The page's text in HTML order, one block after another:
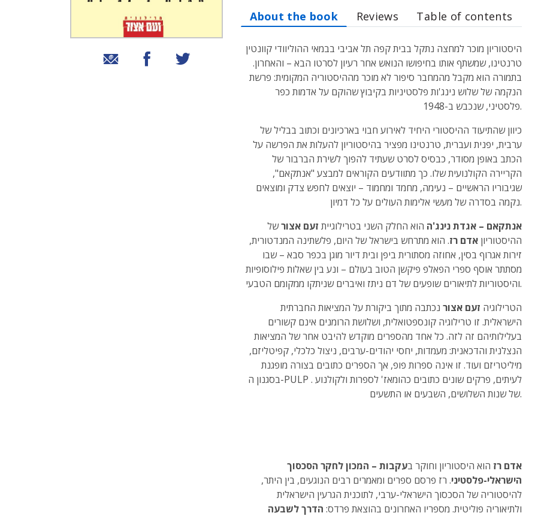
שיתוף באמצעות אימייל
שיתוף בפייסבוקשיתוף בטוויטר
About the book Reviews Table of contents
היסטוריון מוכר למחצה נתקל בבית קפה תל אביבי בבמאי ההוליוודי קוונטין
טרנטינו, שמשתף אותו בחיפושו הנואש אחר רעיון לסרטו הבא – והאחרון.
בתמורה הוא מקבל מהמחבר סיפור לא מוכר מההיסטוריה המקומית: פרשת
הנקמה של שלוש נינג'ות פלסטיניות בקיבוץ שהוקם על אדמות כפר
פלסטיני, שנכבש ב-1948.
כיוון שהתיעוד ההיסטורי היחיד לאירוע חבוי בארכיונים וכתוב בבליל של
ערבית, יפנית ועברית, טרנטינו מפציר בהיסטוריון להעלות את הפרשה על
הכתב באופן מסודר, כבסיס לסרט שעתיד להפוך לשירת הברבור של
הקריירה הקולנועית שלו. כך מתוודעים הקוראים למבצע "אנתקאם",
שגיבוריו הראשיים – נעימה, מחמד ומחמוד – יוצאים לחפש צדק ומוצאים
נקמה בסדרה של מעשי אלימות העולים על כל דמיון.
אנתקאם – אגדת נינג'ה הוא החלק השני בטרילוגיית זעם אצורשל
ההיסטוריוןאדם רז. הוא מתרחש בישראל של היום, פלשתינה המנדטורית,
זירות אגרוף בסין, אחוזה מסתורית ביפן ובית דיור מוגן בכפר סבא – שבו
מסתתר אוסף ספרי הפאלפ פיקשן הטוב בעולם – ונע בין שאלות פילוסופיות
והיסטוריות לתיאורים שופעים של דם ניתז ואיברים שניתקו ממקומם הטבעי.
הטרילוגיה זעם אצור נכתבה מתוך ביקורת על המציאות החברתית
הישראלית. זו טרילוגיה קונספטואלית, ושלושת הרומנים אינם קשורים
בעלילותיהם זה לזה. כל אחד מהספרים מוקדש להיבט אחר של המציאות
הנצלנית והדכאנית: מעמדות, יחסי יהודים-ערבים, ניצול כלכלי, קפיטליזם,
מיליטריזם ועוד. זו אינה ספרות פופ, אך הספרים כתובים בצורה מופגנת
בסגנון ה-PULP . לעיתים, פרקים שונים כתובים כהומאז' לספרות ולקולנוע
של שנות השלושים, השבעים או התשעים.
אדם רז הוא היסטוריון וחוקר בעקבות – המכון לחקר הסכסוך
הישראלי-פלסטיני. רז פרסם ספרים ומאמרים רבים הנוגעים, בין היתר,
להיסטוריה של הסכסוך הישראלי-ערבי, לתוכנית הגרעין הישראלית
ולתיאוריה פוליטית. מספריו האחרונים בהוצאת פרדס: הדרך לשבעה